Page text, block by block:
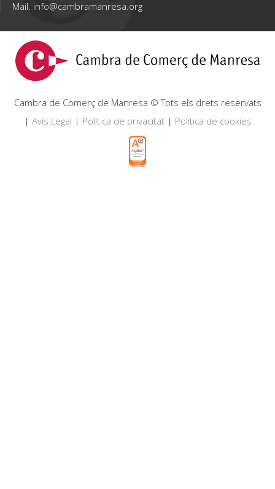
Mail. info@cambramanresa.org
Cambra de Comerç de Manresa © Tots els drets reservats
| Avís Legal | Política de privacitat| Política de cookies